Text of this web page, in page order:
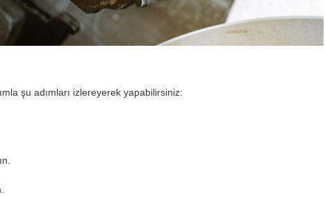
şu adımları izlereyerek yapabilirsiniz: